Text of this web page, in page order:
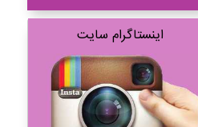
اینستاگرام سایت